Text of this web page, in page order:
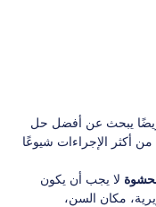
يبحث عن أفضل حل
من أكثر الإجراءات شيوعًا
لا يجب أن يكون
مكان السن،